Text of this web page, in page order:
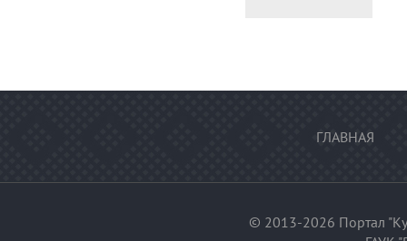
ГЛАВНАЯ
© 2013-2026 Портал